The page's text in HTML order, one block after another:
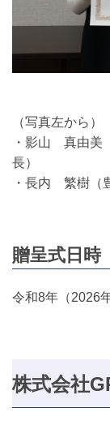
（写真左から）
・影山 真由美
長）
・長内 繁樹（
贈呈式日時
令和8年（2026
株式会社